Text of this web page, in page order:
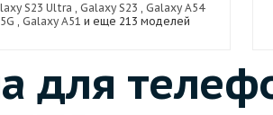
S23 Ultra , Galaxy S23 , Galaxy A54
5G , Galaxy A51 и еще 213 моделей
для